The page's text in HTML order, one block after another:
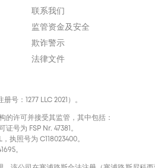
联系我们
监管资金及安全
欺诈警示
法律文件
：1277 LLC 2021）。
许可并接受其监管，其中包括：
号为 FSP Nr. 47381。
执照号为 С118023400。
。